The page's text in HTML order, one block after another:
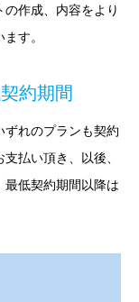
作成、内容をより
す。
約期間
れのプランも契約
払い頂き、以後、
最低契約期間以降は